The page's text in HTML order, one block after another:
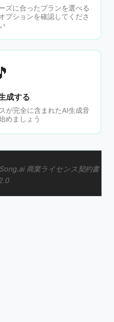
ズに合ったプランを選べる
プションを確認してくださ
成する
が完全に含まれたAI生成音
めましょう
商業ライセンス契約書